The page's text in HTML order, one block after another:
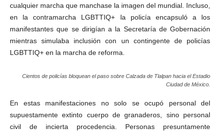
cualquier marcha que manchase la imagen del mundial. Incluso,
en la contramarcha LGBTTIQ+ la policía encapsuló a los
manifestantes que se dirigían a la Secretaría de Gobernación
mientras simulaba inclusión con un contingente de policías
LGBTTIQ+ en la marcha de reforma.
Cientos de policías bloquean el paso sobre Calzada de Tlalpan hacia el Estadio
Ciudad de México.
En estas manifestaciones no solo se ocupó personal del
supuestamente extinto cuerpo de granaderos, sino personal
civil de incierta procedencia. Personas presuntamente